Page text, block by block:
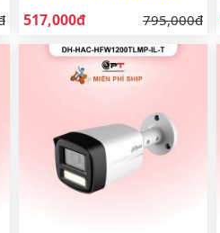
IL-T-VN 2MP - đèn trợ
sáng
Giá bán:
517,000đ Giá gốc:
795,000đ